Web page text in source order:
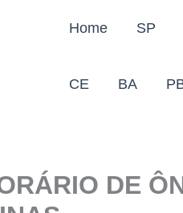
Home SP
CE BA
DE